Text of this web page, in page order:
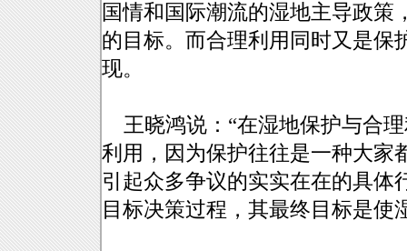
国情和国际潮流的湿地主导政策
的目标。而合理利用同时又是保
现。
王晓鸿说：“在湿地保护与合
利用，因为保护往往是一种大家
引起众多争议的实实在在的具体
目标决策过程，其最终目标是使